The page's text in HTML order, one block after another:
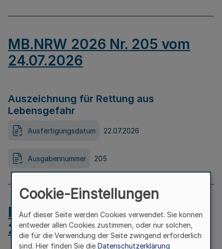
MB.NRW 2026 Nr. 205 vom
24.07.2026
Auszeichnung für Rettung aus
Lebensgefahr
Ausfertigungsdatum 22.07.2026
Ausgabennummer 205
MB.NRW 2026 Nr. 204 vom
24.07.2026
Cookie-Einstellungen
Auf dieser Seite werden Cookies verwendet. Sie können
entweder allen Cookies zustimmen, oder nur solchen,
die für die Verwendung der Seite zwingend erforderlich
sind. Hier finden Sie die Datenschutzerklärung